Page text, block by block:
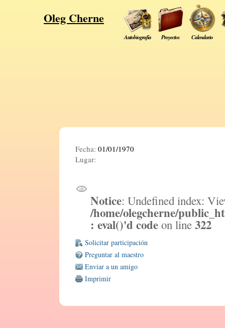
Oleg Cherne
Autobiografía Proyectos Calendario
Fecha: 01/01/1970
Lugar:
Notice: Undefined index:
/home/olegcherne/
: eval()'d codeon line 322
Solicitar participación
Preguntar al maestro
Enviar a un amigo
Imprimir